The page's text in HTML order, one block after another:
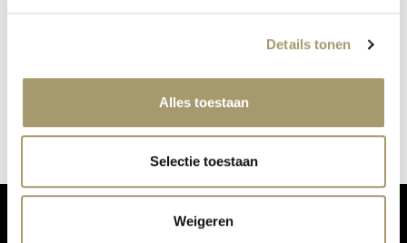
Details tonen
Alles toestaan
Selectie toestaan
Weigeren